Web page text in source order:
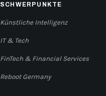
SCHWERPUNKTE
Künstliche Intelligenz
IT & Tech
FinTech & Financial Services
Reboot Germany